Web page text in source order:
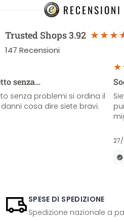
Trusted Shops3.92
147 Recensioni
senza…
senza problemi si ordina il
cosa dire siete bravi.
27/
SPESE DI SPEDIZIONE
Spedizione nazionale a